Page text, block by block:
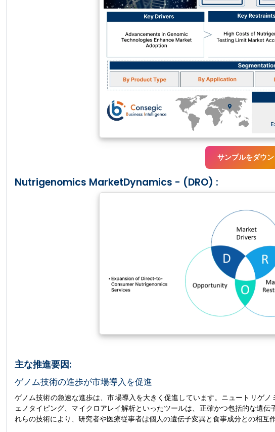
サンプルをダウ
Nutrigenomics MarketDynamics - (DRO) :
主な推進要因:
ゲノム技術の進歩が市場導入を促進
ゲノム技術の急速な進歩は、市場導入を大きく促進しています。ニュートリゲ
ェノタイピング、マイクロアレイ解析といったツールは、正確かつ包括的な遺
れらの技術により、研究者や医療従事者は個人の遺伝子変異と食事成分との相互